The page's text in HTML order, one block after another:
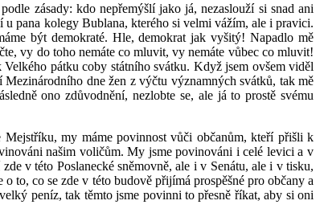
zásady: kdo nepřemýšlí jako já, nezaslouží si snad ani
pana kolegy Bublana, kterého si velmi vážím, ale i pravici.
být demokraté. Hle, demokrat jak vyšitý! Napadlo mě
vy do toho nemáte co mluvit, vy nemáte vůbec co mluvit!
pátku coby státního svátku. Když jsem ovšem viděl
dne žen z výčtu významných svátků, tak mě
ono zdůvodnění, nezlobte se, ale já to prostě svému
my máme povinnost vůči občanům, kteří přišli k
našim voličům. My jsme povinováni i celé levici a v
v této Poslanecké sněmovně, ale i v Senátu, ale i v tisku,
to, co se zde v této budově přijímá prospěšné pro občany a
peníz, tak těmto jsme povinni to přesně říkat, aby si oni